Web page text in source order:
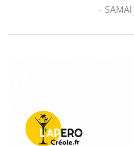
– SAMAI